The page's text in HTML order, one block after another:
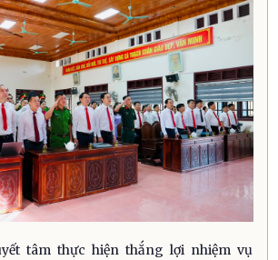
tâm thực hiện thắng lợi nhiệm vụ